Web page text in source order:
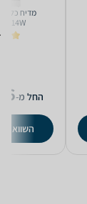
החל מ-
השוואת